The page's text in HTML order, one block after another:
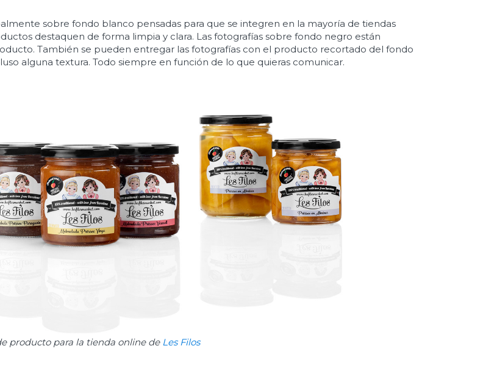
sobre fondo blanco pensadas para que se integren en la mayoría de tiendas
destaquen de forma limpia y clara. Las fotografías sobre fondo negro están
También se pueden entregar las fotografías con el producto recortado del fondo
alguna textura. Todo siempre en función de lo que quieras comunicar.
producto para la tienda online de Les Filos